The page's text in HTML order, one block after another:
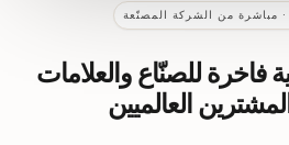
· مباشرة من الشركة المصنّعة
فاخرة للصنّاع والعلامات
العالميين